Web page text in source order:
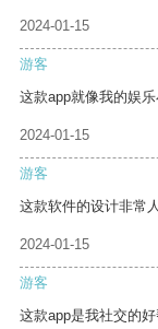
2024-01-15
游客
这款app就像我的娱
2024-01-15
游客
这款软件的设计非常
2024-01-15
游客
这款app是我社交的